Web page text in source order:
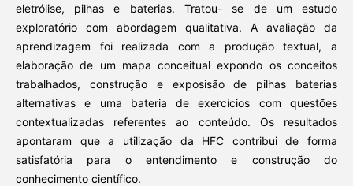
eletrólise, pilhas e baterias. Tratou- se de um estudo
exploratório com abordagem qualitativa. A avaliação da
aprendizagem foi realizada com a produção textual, a
elaboração de um mapa conceitual expondo os conceitos
trabalhados, construção e exposisão de pilhas baterias
alternativas e uma bateria de exercícios com questões
contextualizadas referentes ao conteúdo. Os resultados
apontaram que a utilização da HFC contribui de forma
satisfatória para o entendimento e construção do
conhecimento científico.